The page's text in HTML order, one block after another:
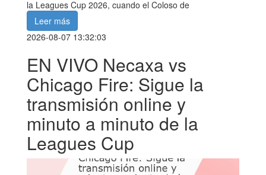
la Leagues Cup 2026, cuando el Coloso de
Leer más
2026-08-07 13:32:03
EN VIVO Necaxa vs
Chicago Fire: Sigue la
transmisión online y
minuto a minuto de la
Leagues Cup